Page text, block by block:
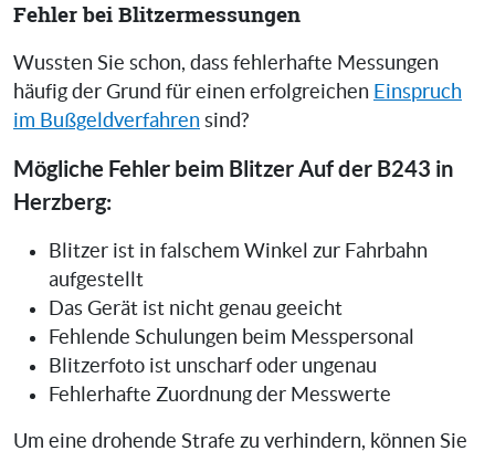
Fehler bei Blitzermessungen
Wussten Sie schon, dass fehlerhafte Messungen
häufig der Grund für einen erfolgreichen Einspruch
im Bußgeldverfahren sind?
Mögliche Fehler beim Blitzer Auf der B243 in
Herzberg:
Blitzer ist in falschem Winkel zur Fahrbahn
aufgestellt
Das Gerät ist nicht genau geeicht
Fehlende Schulungen beim Messpersonal
Blitzerfoto ist unscharf oder ungenau
Fehlerhafte Zuordnung der Messwerte
Um eine drohende Strafe zu verhindern, können Sie